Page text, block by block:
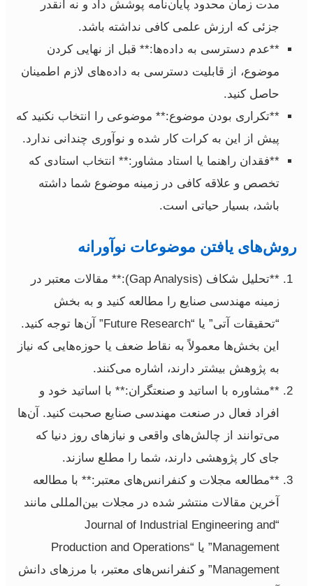
مدت زمان محدود پایان‌نامه پوشش داد و نه آنقدر
جزئی که ارزش علمی کافی نداشته باشد.
**عدم دسترسی به داده‌ها:** قبل از نهایی کردن
موضوع، از قابلیت دسترسی به داده‌های لازم اطمینان
حاصل کنید.
**تکراری بودن موضوع:** موضوعی را انتخاب نکنید که
پیش از این به کرات کار شده و نوآوری چندانی ندارد.
**فقدان راهنما یا استاد مشاور:** انتخاب استادی که
تخصص و علاقه کافی در زمینه موضوع شما داشته
باشد، بسیار حیاتی است.
روش‌های یافتن موضوعات نوآورانه
**تحلیل شکاف (Gap Analysis):** مقالات معتبر در
زمینه مهندسی صنایع را مطالعه کنید و به بخش
“تحقیقات آتی” یا “Future Research” آن‌ها توجه کنید.
این بخش‌ها معمولاً به نقاط ضعف یا حوزه‌هایی که نیاز
به پژوهش بیشتر دارند، اشاره می‌کنند.
**مشاوره با اساتید و صنعتگران:** با اساتید خود و
افراد فعال در صنعت مهندسی صنایع صحبت کنید. آن‌ها
می‌توانند از چالش‌های واقعی و نیازهای روز دنیا که
جای کار پژوهشی دارند، شما را مطلع سازند.
**مطالعه مجلات و کنفرانس‌های معتبر:** با مطالعه
آخرین مقالات منتشر شده در مجلات بین‌المللی مانند
“Journal of Industrial Engineering and
Management” یا “Production and Operations
Management” و کنفرانس‌های معتبر، با مرزهای دانش